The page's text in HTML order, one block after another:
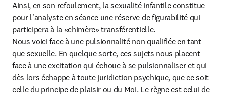
Ainsi, en son refoulement, la sexualité infantile constitue
pour l'analyste en séance une réserve de figurabilité qui
participera à la «chimère» transférentielle.
Nous voici face à une pulsionnalité non qualifiée en tant
que sexuelle. En quelque sorte, ces sujets nous placent
face à une excitation qui échoue à se pulsionnaliser et qui
dès lors échappe à toute juridiction psychique, que ce soit
celle du principe de plaisir ou du Moi. Le règne est celui de